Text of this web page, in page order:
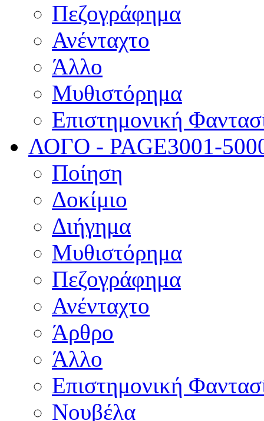
Πεζογράφημα
Ανένταχτο
Άλλο
Μυθιστόρημα
Επιστημονική
ΛΟΓΟ - PAGE3001-
Ποίηση
Δοκίμιο
Διήγημα
Μυθιστόρημα
Πεζογράφημα
Ανένταχτο
Άρθρο
Άλλο
Επιστημονική
Νουβέλα